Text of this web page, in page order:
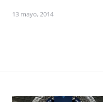
13 mayo, 2014